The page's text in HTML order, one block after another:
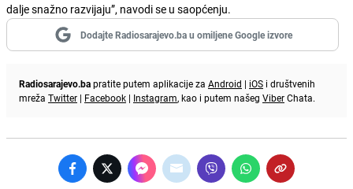
dalje snažno razvijaju”, navodi se u saopćenju.
Dodajte Radiosarajevo.ba u omiljene Google izvore
Radiosarajevo.bapratite putem aplikacije za Android | iOS i društvenih
mreža Twitter | Facebook | Instagram, kao i putem našeg ViberChata.